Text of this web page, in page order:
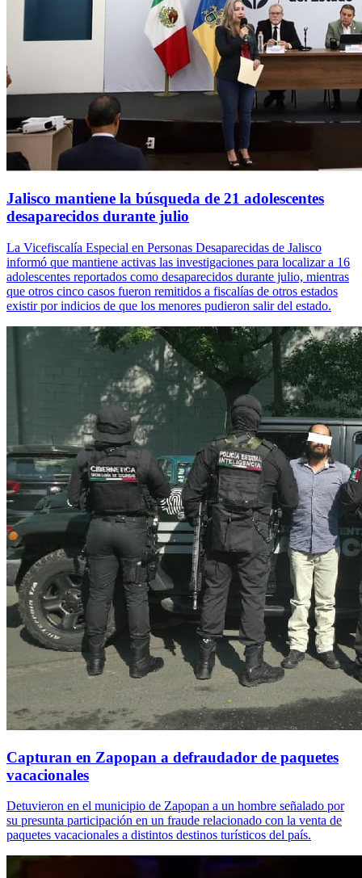
Jalisco mantiene la búsqueda de 21 adolescentes
desaparecidos durante julio
La Vicefiscalía Especial en Personas Desaparecidas de Jalisco
informó que mantiene activas las investigaciones para localizar a 16
adolescentes reportados como desaparecidos durante julio, mientras
que otros cinco casos fueron remitidos a fiscalías de otros estados
existir por indicios de que los menores pudieron salir del estado.
Capturan en Zapopan a defraudador de paquetes
vacacionales
Detuvieron en el municipio de Zapopan a un hombre señalado por
su presunta participación en un fraude relacionado con la venta de
paquetes vacacionales a distintos destinos turísticos del país.